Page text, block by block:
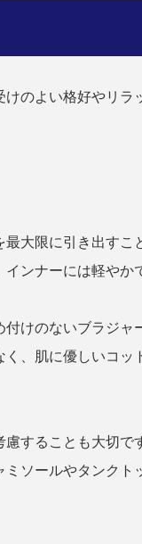
のよい格好やリ
大限に引き出す
ンナーには軽やか
けのないブラジ
、肌に優しいコ
することも大切
ソールやタンク